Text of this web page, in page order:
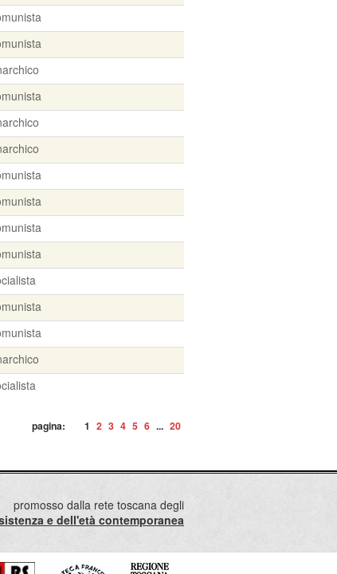
pagina: 1 2 3 4 5 6 ... 20
promosso dalla rete toscana degli
e dell'età contemporanea